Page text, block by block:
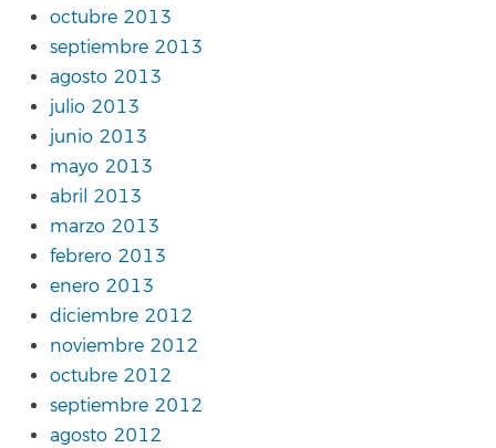
octubre 2013
septiembre 2013
agosto 2013
julio 2013
junio 2013
mayo 2013
abril 2013
marzo 2013
febrero 2013
enero 2013
diciembre 2012
noviembre 2012
octubre 2012
septiembre 2012
agosto 2012